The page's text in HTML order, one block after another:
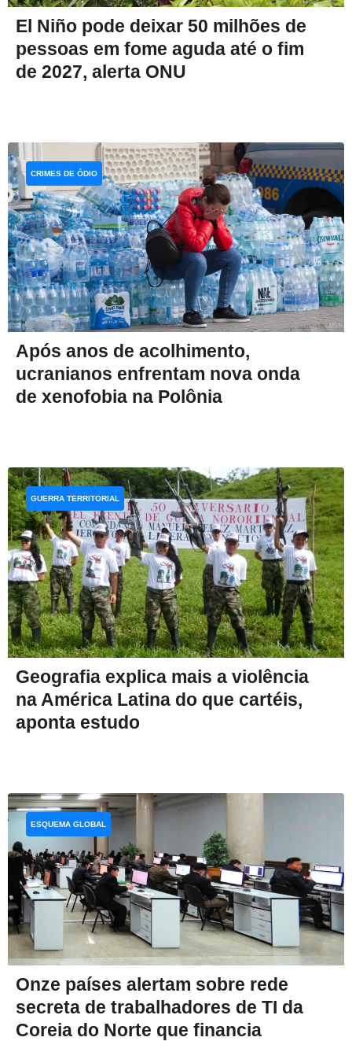
El Niño pode deixar 50 milhões de
pessoas em fome aguda até o fim
de 2027, alerta ONU
Após anos de acolhimento,
ucranianos enfrentam nova onda
de xenofobia na Polônia
CRIMES DE ÓDIO
Geografia explica mais a violência
na América Latina do que cartéis,
aponta estudo
GUERRA TERRITORIAL
Onze países alertam sobre rede
secreta de trabalhadores de TI da
Coreia do Norte que financia
ESQUEMA GLOBAL